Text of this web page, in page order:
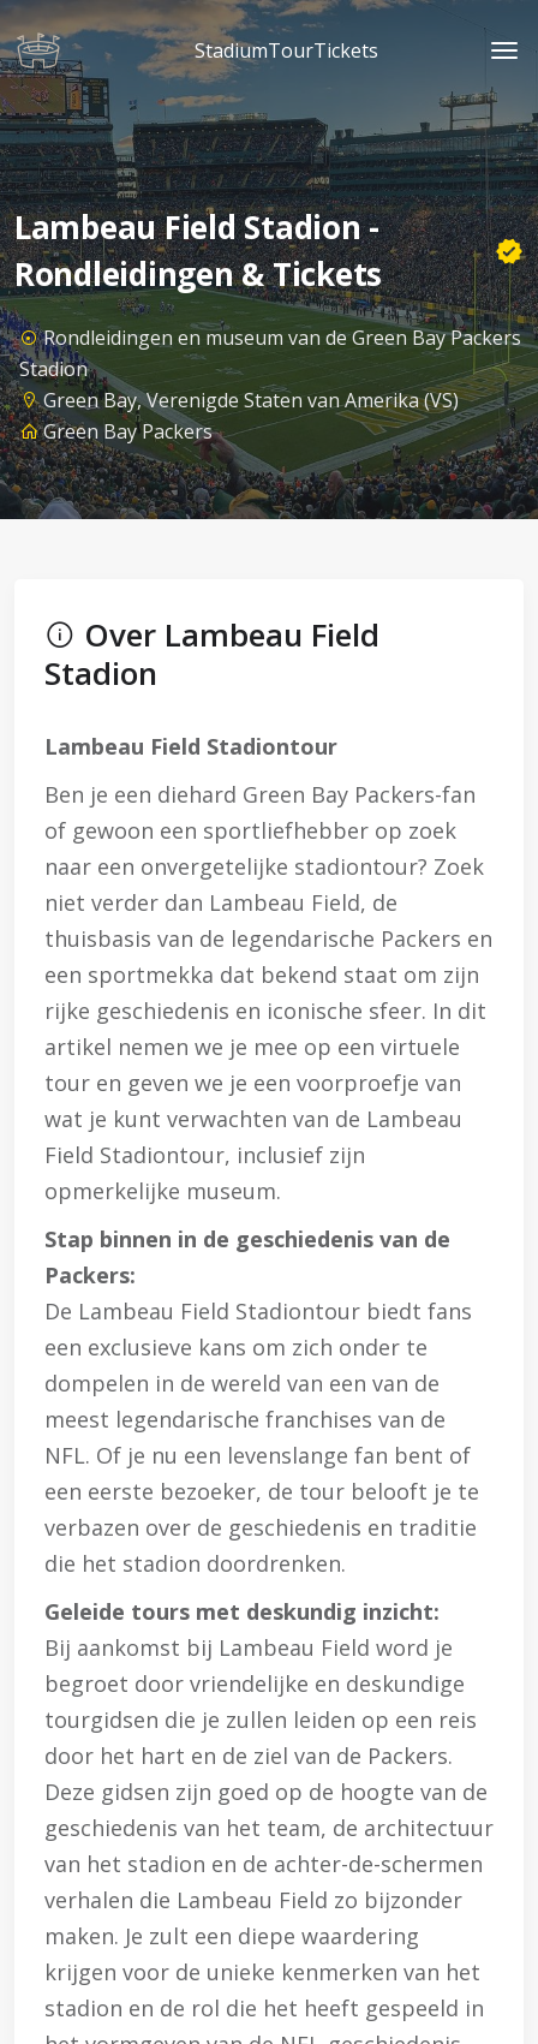
StadiumTourTickets
Lambeau Field Stadion -
Rondleidingen & Tickets
Rondleidingen en museum van de Green Bay Packers
Stadion
Green Bay, Verenigde Staten van Amerika (VS)
Green Bay Packers
Over Lambeau Field
Stadion
Lambeau Field Stadiontour
Ben je een diehard Green Bay Packers-fan
of gewoon een sportliefhebber op zoek
naar een onvergetelijke stadiontour? Zoek
niet verder dan Lambeau Field, de
thuisbasis van de legendarische Packers en
een sportmekka dat bekend staat om zijn
rijke geschiedenis en iconische sfeer. In dit
artikel nemen we je mee op een virtuele
tour en geven we je een voorproefje van
wat je kunt verwachten van de Lambeau
Field Stadiontour, inclusief zijn
opmerkelijke museum.
Stap binnen in de geschiedenis van de
Packers:
De Lambeau Field Stadiontour biedt fans
een exclusieve kans om zich onder te
dompelen in de wereld van een van de
meest legendarische franchises van de
NFL. Of je nu een levenslange fan bent of
een eerste bezoeker, de tour belooft je te
verbazen over de geschiedenis en traditie
die het stadion doordrenken.
Geleide tours met deskundig inzicht:
Bij aankomst bij Lambeau Field word je
begroet door vriendelijke en deskundige
tourgidsen die je zullen leiden op een reis
door het hart en de ziel van de Packers.
Deze gidsen zijn goed op de hoogte van de
geschiedenis van het team, de architectuur
van het stadion en de achter-de-schermen
verhalen die Lambeau Field zo bijzonder
maken. Je zult een diepe waardering
krijgen voor de unieke kenmerken van het
stadion en de rol die het heeft gespeeld in